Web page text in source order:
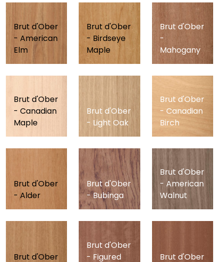
Brut d'Ober
- American
Elm
Brut d'Ober
- Birdseye
Maple
Brut d'Ober
-
Mahogany
Brut d'Ober
- Canadian
Maple
Brut d'Ober
- Light Oak
Brut d'Ober
- Canadian
Birch
Brut d'Ober
- Alder
Brut d'Ober
- Bubinga
Brut d'Ober
- American
Walnut
Brut d'Ober
Brut d'Ober
- Figured
Brut d'Ober